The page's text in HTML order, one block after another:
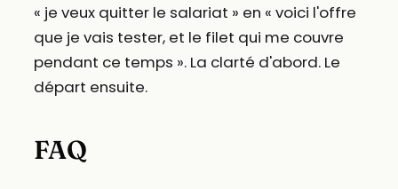
« je veux quitter le salariat » en « voici l'offre
que je vais tester, et le filet qui me couvre
pendant ce temps ». La clarté d'abord. Le
départ ensuite.
FAQ